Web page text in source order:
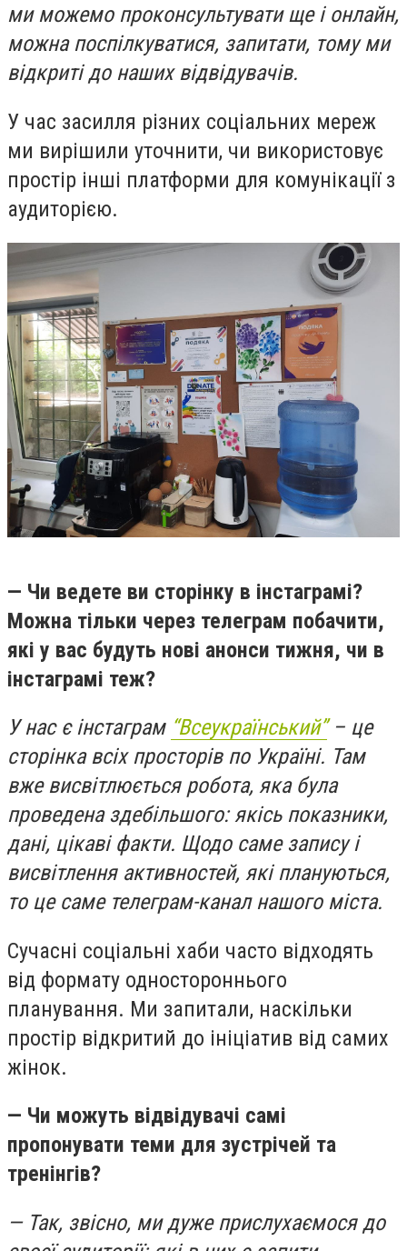
ми можемо проконсультувати ще і онлайн,
можна поспілкуватися, запитати, тому ми
відкриті до наших відвідувачів.
У час засилля різних соціальних мереж
ми вирішили уточнити, чи використовує
простір інші платформи для комунікації з
аудиторією.
— Чи ведете ви сторінку в інстаграмі?
Можна тільки через телеграм побачити,
які у вас будуть нові анонси тижня, чи в
інстаграмі теж?
У нас є інстаграм “Всеукраїнський”– це
сторінка всіх просторів по Україні. Там
вже висвітлюється робота, яка була
проведена здебільшого: якісь показники,
дані, цікаві факти. Щодо саме запису і
висвітлення активностей, які плануються,
то це саме телеграм-канал нашого міста.
Сучасні соціальні хаби часто відходять
від формату одностороннього
планування. Ми запитали, наскільки
простір відкритий до ініціатив від самих
жінок.
— Чи можуть відвідувачі самі
пропонувати теми для зустрічей та
тренінгів?
— Так, звісно, ми дуже прислухаємося до